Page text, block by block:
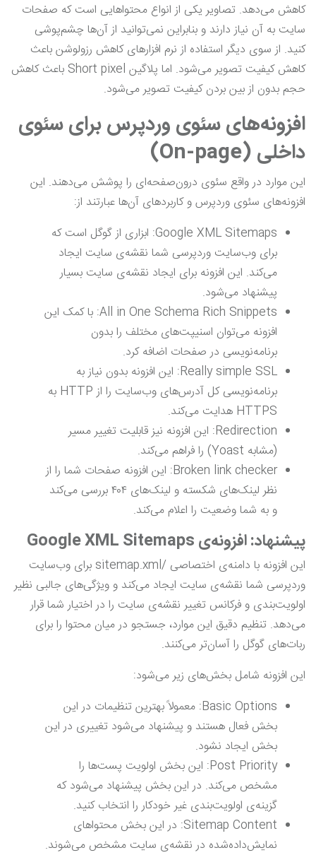
کاهش می‌دهد. تصاویر یکی از انواع محتواهایی است که صفحات
سایت به آن نیاز دارند و بنابراین نمی‌توانید از آن‌ها چشم‌پوشی
کنید. از سوی دیگر استفاده از نرم افزارهای کاهش رزولوشن باعث
کاهش کیفیت تصویر می‌شود. اما پلاگین Short pixel باعث کاهش
حجم بدون از بین بردن کیفیت تصویر می‌شود.
افزونه‌های سئوی وردپرس برای سئوی
داخلی (On-page)
این موارد در واقع سئوی درون‌صفحه‌ای را پوشش می‌دهند. این
افزونه‌های سئوی وردپرس و کاربردهای آن‌ها عبارتند از:
Google XML Sitemaps: ابزاری از گوگل است که
برای وب‌سایت وردپرسی شما نقشه‌ی سایت ایجاد
می‌کند. این افزونه برای ایجاد نقشه‌ی سایت بسیار
پیشنهاد می‌شود.
All in One Schema Rich Snippets: با کمک این
افزونه می‌توان اسنیپت‌های مختلف را بدون
برنامه‌نویسی در صفحات اضافه کرد.
Really simple SSL: این افزونه بدون نیاز به
برنامه‌نویسی کل آدرس‌های وب‌سایت را از HTTP به
HTTPS هدایت می‌کند.
Redirection: این افزونه نیز قابلیت تغییر مسیر
(مشابه Yoast) را فراهم می‌کند.
Broken link checker: این افزونه صفحات شما را از
نظر لینک‌های شکسته و لینک‌های ۴۰۴ بررسی می‌کند
و به شما وضعیت را اعلام می‌کند.
پیشنهاد: افزونه‌ی Google XML Sitemaps
این افزونه با دامنه‌ی اختصاصی /sitemap.xml برای وب‌سایت
وردپرسی شما نقشه‌ی سایت ایجاد می‌کند و ویژگی‌های جالبی نظیر
اولویت‌بندی و فرکانس تغییر نقشه‌ی سایت را در اختیار شما قرار
می‌دهد. تنظیم دقیق این موارد، جستجو در میان محتوا را برای
ربات‌های گوگل را آسان‌تر می‌کنند.
این افزونه شامل بخش‌های زیر می‌شود:
Basic Options: معمولاً بهترین تنظیمات در این
بخش فعال هستند و پیشنهاد می‌شود تغییری در این
بخش ایجاد نشود.
Post Priority: این بخش اولویت پست‌ها را
مشخص می‌کند. در این بخش پیشنهاد می‌شود که
گزینه‌ی اولویت‌بندی غیر خودکار را انتخاب کنید.
Sitemap Content: در این بخش محتواهای
نمایش‌داده‌شده در نقشه‌ی سایت مشخص می‌شوند.